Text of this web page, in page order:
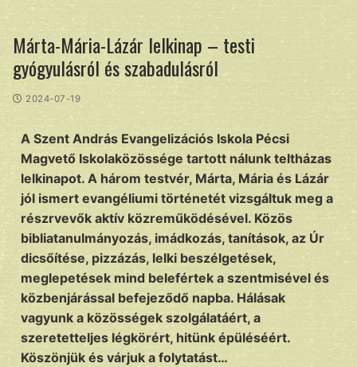
Márta-Mária-Lázár lelkinap – testi
gyógyulásról és szabadulásról
2024-07-19
A Szent András Evangelizációs Iskola Pécsi
Magvető Iskolaközössége tartott nálunk teltházas
lelkinapot. A három testvér, Márta, Mária és Lázár
jól ismert evangéliumi történetét vizsgáltuk meg a
részrvevők aktív közreműködésével. Közös
bibliatanulmányozás, imádkozás, tanítások, az Úr
dicsőítése, pizzázás, lelki beszélgetések,
meglepetések mind belefértek a szentmisével és
közbenjárással befejeződő napba. Hálásak
vagyunk a közösségek szolgálatáért, a
szeretetteljes légkörért, hitünk épüléséért.
Köszönjük és várjuk a folytatást…